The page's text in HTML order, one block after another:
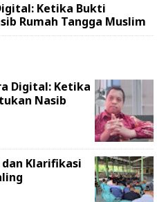
Ketika Bukti
Rumah Tangga Muslim
Digital: Ketika
Nasib
dan Klarifikasi